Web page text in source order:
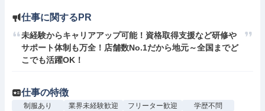
仕事に関するPR
未経験からキャリアアップ可能！資格取得支援など研修や
サポート体制も万全！店舗数No.1だから地元～全国までど
こでも活躍OK！
仕事の特徴
制服あり 業界未経験歓迎 フリーター歓迎
学歴不問